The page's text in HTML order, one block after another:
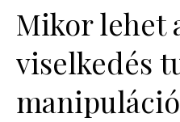
Mikor lehet
viselkedés